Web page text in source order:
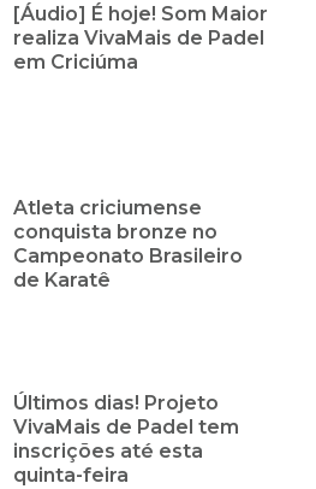
[Áudio] É hoje! Som Maior
realiza VivaMais de Padel
em Criciúma
Atleta criciumense
conquista bronze no
Campeonato Brasileiro
de Karatê
Últimos dias! Projeto
VivaMais de Padel tem
inscrições até esta
quinta-feira